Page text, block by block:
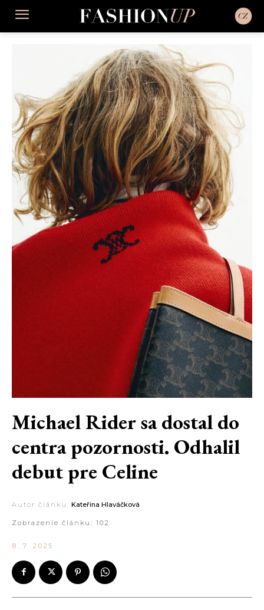
Michael Rider sa dostal do
centra pozornosti. Odhalil
debut pre Celine
Autor článku: Kateřina Hlaváčková
Zobrazenie článku: 102
8. 7. 2025